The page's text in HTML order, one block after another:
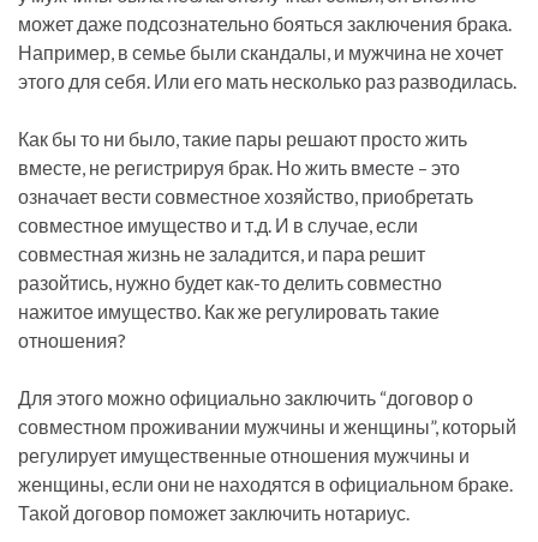
может даже подсознательно бояться заключения брака.
Например, в семье были скандалы, и мужчина не хочет
этого для себя. Или его мать несколько раз разводилась.
Как бы то ни было, такие пары решают просто жить
вместе, не регистрируя брак. Но жить вместе – это
означает вести совместное хозяйство, приобретать
совместное имущество и т.д. И в случае, если
совместная жизнь не заладится, и пара решит
разойтись, нужно будет как-то делить совместно
нажитое имущество. Как же регулировать такие
отношения?
Для этого можно официально заключить “договор о
совместном проживании мужчины и женщины”, который
регулирует имущественные отношения мужчины и
женщины, если они не находятся в официальном браке.
Такой договор поможет заключить нотариус.